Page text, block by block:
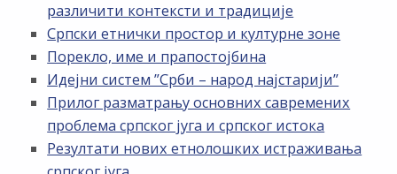
различити контексти и традиције
Српски етнички простор и културне зоне
Порекло, име и прапостојбина
Идејни систем ”Срби – народ најстарији”
Прилог разматрању основних савремених
проблема српског југа и српског истока
Резултати нових етнолошких истраживања